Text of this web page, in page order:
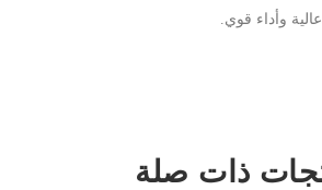
وأداء قوي.
ذات صلة